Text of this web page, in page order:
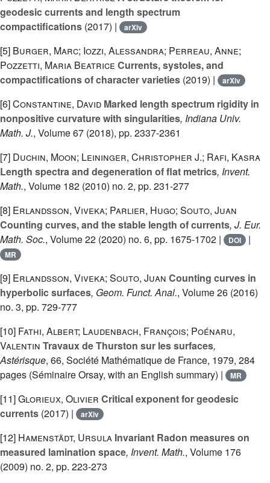
geodesic currents and length spectrum
compactifications (2017) | arXiv
[5] Burger, Marc; Iozzi, Alessandra; Perreau, Anne;
Pozzetti, Maria Beatrice Currents, systoles, and
compactifications of character varieties (2019) | arXiv
[6]Constantine, David Marked length spectrum rigidity in
nonpositive curvature with singularities, Indiana Univ.
Math. J., Volume 67 (2018), pp. 2337-2361
[7] Duchin, Moon; Leininger, Christopher J.; Rafi, Kasra
Length spectra and degeneration of flat metrics, Invent.
Math., Volume 182 (2010) no. 2, pp. 231-277
[8] Erlandsson, Viveka; Parlier, Hugo; Souto, Juan
Counting curves, and the stable length of currents, J. Eur.
Math. Soc., Volume 22 (2020) no. 6, pp. 1675-1702 | DOI |
MR
[9] Erlandsson, Viveka; Souto, Juan Counting curves in
hyperbolic surfaces, Geom. Funct. Anal., Volume 26 (2016)
no. 3, pp. 729-777
[10] Fathi, Albert; Laudenbach, François; Poénaru,
Valentin Travaux de Thurston sur les surfaces,
Astérisque, 66, Société Mathématique de France, 1979, 284
pages (Séminaire Orsay, with an English summary) |
MR
[11]Glorieux, Olivier Critical exponent for geodesic
currents (2017) | arXiv
[12] Hamenstädt, Ursula Invariant Radon measures on
measured lamination space, Invent. Math., Volume 176
(2009) no. 2, pp. 223-273